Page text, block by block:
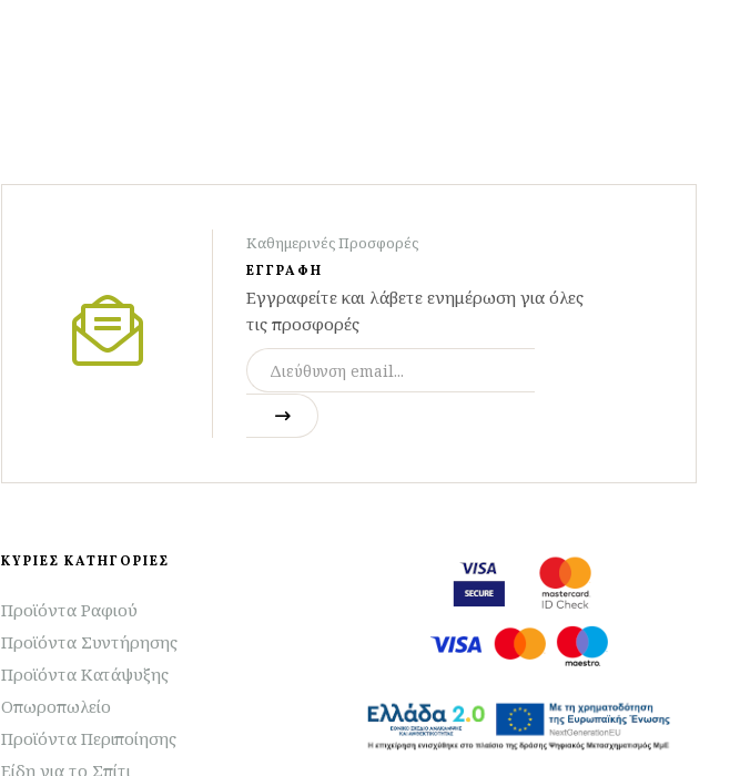
Καθημερινές Προσφορές
ΕΓΓΡΑΦΗ
Εγγραφείτε και λάβετε ενημέρωση για όλες
τις προσφορές
ΚΥΡΙΕΣ ΚΑΤΗΓΟΡΙΕΣ
Προϊόντα Ραφιού
Προϊόντα Συντήρησης
Προϊόντα Κατάψυξης
Οπωροπωλείο
Προϊόντα Περιποίησης
Είδη για το Σπίτι